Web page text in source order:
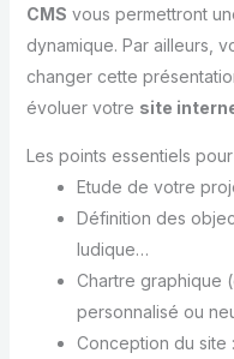
CMS vous permettront
dynamique. Par ailleurs,
changer cette
évoluer votre site
Les points essentiels
Etude de votre
Définition des
ludique…
Chartre graphique
personnalisé ou
Conception du site